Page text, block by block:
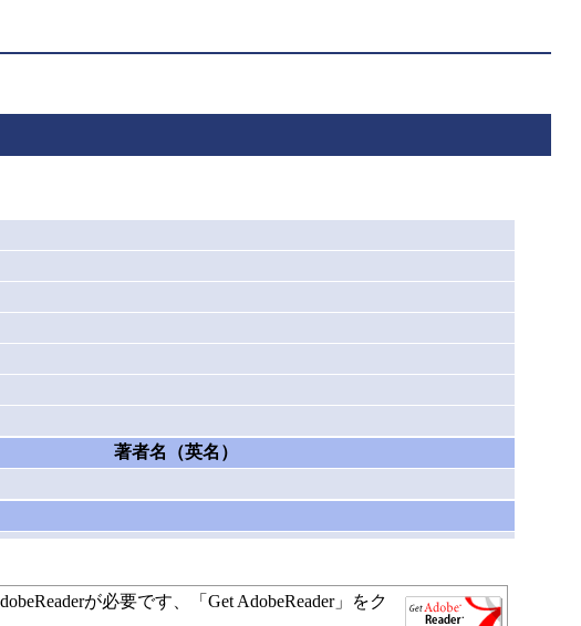
著者名（英名）
が必要です、「Get AdobeReader」をク